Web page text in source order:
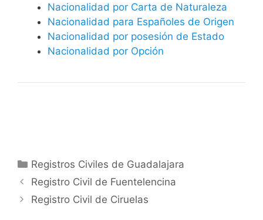
Nacionalidad por Carta de Naturaleza
Nacionalidad para Españoles de Origen
Nacionalidad por posesión de Estado
Nacionalidad por Opción
Categorías
Registros Civiles de Guadalajara
Registro Civil de Fuentelencina
Registro Civil de Ciruelas